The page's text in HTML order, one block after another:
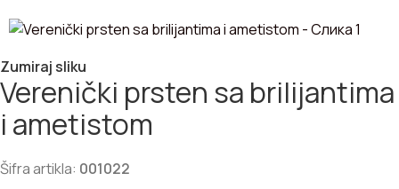
Zumiraj sliku
Verenički prsten sa brilijantima
i ametistom
Šifra artikla: 001022